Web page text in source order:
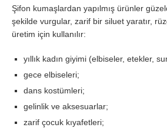
Şifon kumaşlardan yapılmış ürünler
şekilde vurgular, zarif bir siluet yaratır,
üretim için kullanılır:
yıllık kadın giyimi (elbiseler, etekler,
gece elbiseleri;
dans kostümleri;
gelinlik ve aksesuarlar;
zarif çocuk kıyafetleri;